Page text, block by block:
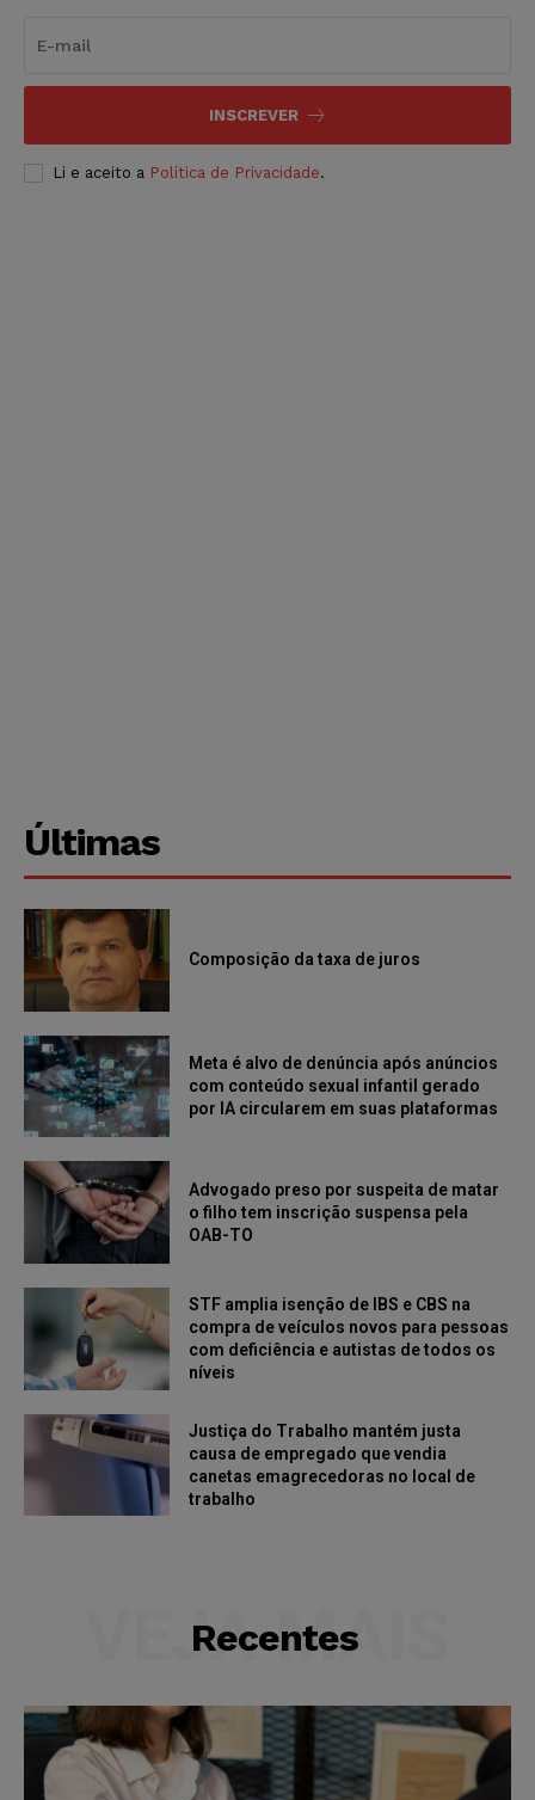
INSCREVER
Li e aceito a Política de Privacidade.
Últimas
Composição da taxa de juros
Meta é alvo de denúncia após anúncios
com conteúdo sexual infantil gerado
por IA circularem em suas plataformas
Advogado preso por suspeita de matar
o filho tem inscrição suspensa pela
OAB-TO
STF amplia isenção de IBS e CBS na
compra de veículos novos para pessoas
com deficiência e autistas de todos os
níveis
Justiça do Trabalho mantém justa
causa de empregado que vendia
canetas emagrecedoras no local de
trabalho
Recentes
VEJA MAIS